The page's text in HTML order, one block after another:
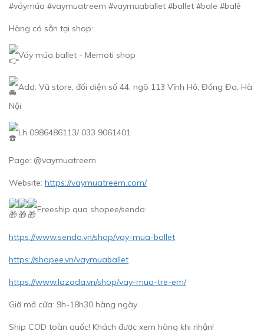
#váymúa #vaymuatreem #vaymuaballet #ballet #bale #balê
Hàng có sẵn tại shop:
Váy múa ballet - Memoti shop
Add: Vũ store, đối diện số 44, ngõ 113 Vĩnh Hồ, Đống Đa, Hà
Nội
Lh 0986486113/ 033 9061401
Page: @vaymuatreem
Website: https://vaymuatreem.com/
Freeship qua shopee/sendo:
https://www.sendo.vn/shop/vay-mua-ballet
https://shopee.vn/vaymuaballet
https://www.lazada.vn/shop/vay-mua-tre-em/
Giờ mở cửa: 9h-18h30 hàng ngày
Ship COD toàn quốc! Khách được xem hàng khi nhận!